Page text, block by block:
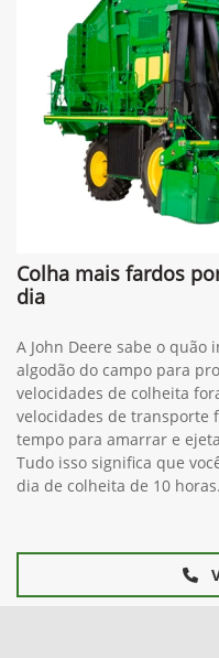
Colha mais fardos
dia
A John Deere sabe o
algodão do campo para
velocidades de colheita
velocidades de transporte
tempo para amarrar e
Tudo isso significa que
dia de colheita de 10 horas.